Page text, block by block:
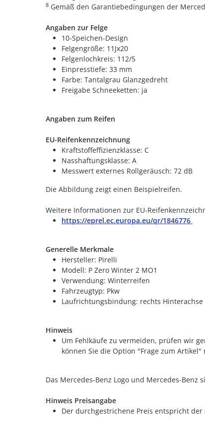
8 Gemäß den Garantiebedingungen der
Angaben zur Felge
10-Speichen-Design
Felgengröße: 11Jx20
Felgenlochkreis: 112/5
Einpresstiefe: 33 mm
Farbe: Tantalgrau Glanzgedreht
Freigabe Schneeketten: ja
Angaben zum Reifen
EU-Reifenkennzeichnung
Kraftstoffeffizienzklasse: C
Nasshaftungsklasse: A
Messwert externes Rollgeräusch: 72 dB
Die Abbildung zeigt einen Beispielreifen.
Weitere Informationen zur EU-
https://eprel.ec.europa.eu/qr/1846776
Generelle Merkmale
Hersteller: Pirelli
Modell: P Zero Winter 2 MO1
Verwendung: Winterreifen
Fahrzeugtyp: Pkw
Laufrichtungsbindung: rechts Hinterachse
Hinweis
Um Fehlkäufe zu vermeiden, prüfen wir
können Sie die Option "Frage zum
Das Mercedes-Benz Logo und Mercedes-
Hinweis Preisangabe
Der durchgestrichene Preis entspricht